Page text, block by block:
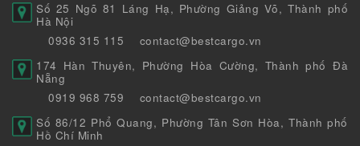
Số 25 Ngõ 81 Láng Hạ, Phường Giảng Võ, Thành phố
Hà Nội
0936 315 115
contact@bestcargo.vn
174 Hàn Thuyên, Phường Hòa Cường, Thành phố Đà
Nẵng
0919 968 759
contact@bestcargo.vn
Số 86/12 Phổ Quang, Phường Tân Sơn Hòa, Thành phố
Hồ Chí Minh